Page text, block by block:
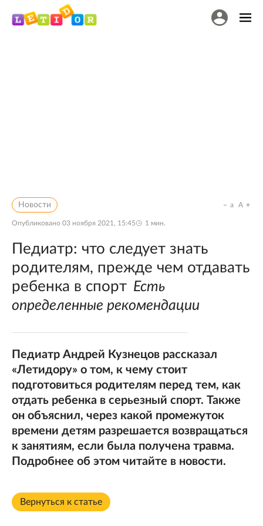
Новости
Опубликовано 03 ноября 2021, 15:45 1 мин.
a A
Педиатр: что следует знать
родителям, прежде чем отдавать
ребенка в спорт Есть
определенные рекомендации
Педиатр Андрей Кузнецов рассказал
«Летидору» о том, к чему стоит
подготовиться родителям перед тем, как
отдать ребенка в серьезный спорт. Также
он объяснил, через какой промежуток
времени детям разрешается возвращаться
к занятиям, если была получена травма.
Подробнее об этом читайте в новости.
Вернуться к статье